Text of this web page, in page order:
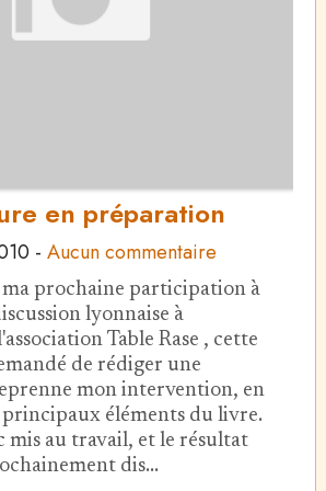
en préparation
- Aucun commentaire
ma prochaine participation à
lyonnaise à
Table Rase , cette
de rédiger une
mon intervention, en
éléments du livre.
mis au travail, et le résultat
dis…